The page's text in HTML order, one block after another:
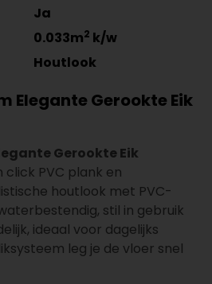
Ja
0.033m2 k/w
Houtlook
Elegante Gerookte Eik
Gerookte Eik
click PVC plank en
houtlook met PVC-
stil in gebruik
ideaal voor dagelijks
leg je de vloer snel